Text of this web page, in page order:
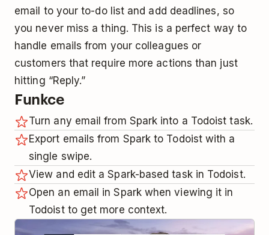
email to your to-do list and add deadlines, so
you never miss a thing. This is a perfect way to
handle emails from your colleagues or
customers that require more actions than just
hitting “Reply.”
Funkce
Turn any email from Spark into a Todoist task.
Export emails from Spark to Todoist with a
single swipe.
View and edit a Spark-based task in Todoist.
Open an email in Spark when viewing it in
Todoist to get more context.